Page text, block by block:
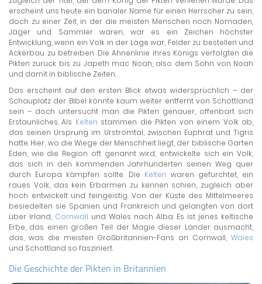
erscheint uns heute ein banaler Name für einen Herrscher zu sein,
doch zu einer Zeit, in der die meisten Menschen noch Nomaden,
Jäger und Sammler waren, war es ein Zeichen höchster
Entwicklung, wenn ein Volk in der Lage war, Felder zu bestellen und
Ackerbau zu betreiben. Die Ahnenlinie ihres Königs verfolgten die
Pikten zurück bis zu Japeth mac Noah, also dem Sohn von Noah
und damit in biblische Zeiten.
Das erscheint auf den ersten Blick etwas widersprüchlich – der
Schauplatz der Bibel könnte kaum weiter entfernt von Schottland
sein – doch untersucht man die Pikten genauer, offenbart sich
Erstaunliches. Als Kelten stammen die Pikten von einem Volk ab,
das seinen Ursprung im Urstromtal, zwischen Euphrat und Tigris
hatte. Hier, wo die Wiege der Menschheit liegt, der biblische Garten
Eden, wie die Region oft genannt wird, entwickelte sich ein Volk,
das sich in den kommenden Jahrhunderten seinen Weg quer
durch Europa kämpfen sollte. Die Kelten waren gefürchtet, ein
raues Volk, das kein Erbarmen zu kennen schien, zugleich aber
hoch entwickelt und feingeistig. Von der Küste des Mittelmeeres
besiedelten sie Spanien und Frankreich und gelangten von dort
über Irland, Cornwall und Wales nach Alba. Es ist jenes keltische
Erbe, das einen großen Teil der Magie dieser Länder ausmacht,
das, was die meisten Großbritannien-Fans an Cornwall, Wales
und Schottland so fasziniert.
Die Geschichte der Pikten in Britannien